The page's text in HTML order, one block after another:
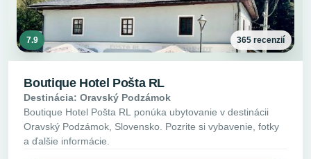
7.9 365 recenzií
Boutique Hotel Pošta RL
Destinácia: Oravský Podzámok
Boutique Hotel Pošta RL ponúka ubytovanie v destinácii
Oravský Podzámok, Slovensko. Pozrite si vybavenie, fotky
a ďalšie informácie.